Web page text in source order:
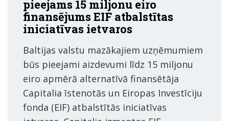
pieejams 15 miljonu eiro
finansējums EIF atbalstītas
iniciatīvas ietvaros
Baltijas valstu mazākajiem uzņēmumiem
būs pieejami aizdevumi līdz 15 miljonu
eiro apmērā alternatīvā finansētāja
Capitalia īstenotās un Eiropas Investīciju
fonda (EIF) atbalstītās iniciatīvas